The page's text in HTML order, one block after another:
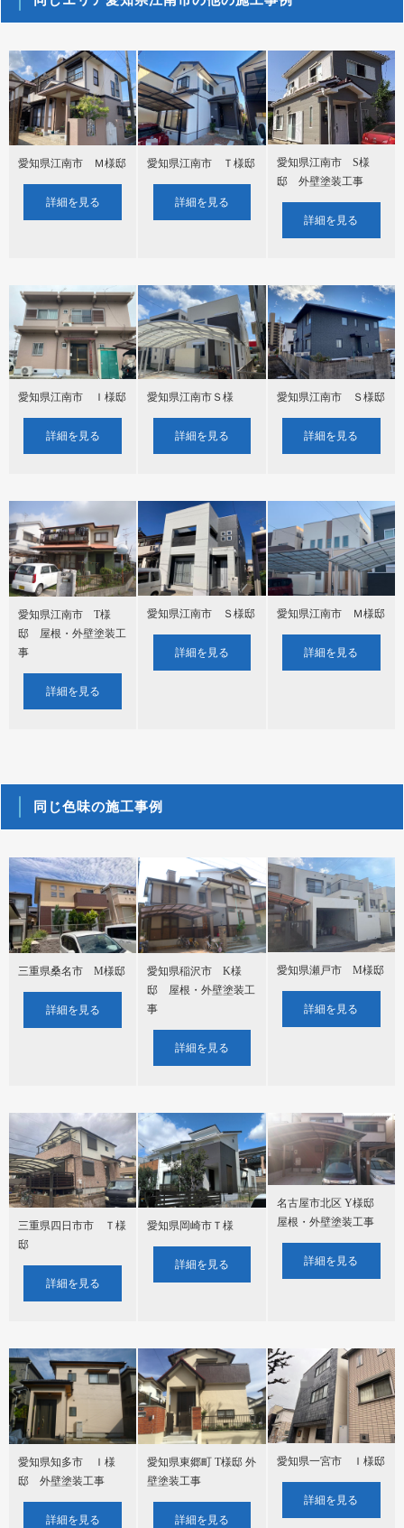
愛知県江南市 Ｍ様邸
詳細を見る
愛知県江南市 Ｔ様邸
詳細を見る
愛知県江南市 S様
邸 外壁塗装工事
詳細を見る
愛知県江南市 Ｉ様邸
詳細を見る
愛知県江南市Ｓ様
詳細を見る
愛知県江南市 Ｓ様邸
詳細を見る
愛知県江南市 T様
邸 屋根・外壁塗装工
事
詳細を見る
愛知県江南市 Ｓ様邸
詳細を見る
愛知県江南市 Ｍ様邸
詳細を見る
同じ色味の施工事例
三重県桑名市 M様邸
詳細を見る
愛知県稲沢市 K様
邸 屋根・外壁塗装工
事
詳細を見る
愛知県瀬戸市 M様邸
詳細を見る
三重県四日市市 Ｔ様
邸
詳細を見る
愛知県岡崎市Ｔ様
詳細を見る
名古屋市北区 Y様邸
屋根・外壁塗装工事
詳細を見る
愛知県知多市 Ｉ様
邸 外壁塗装工事
詳細を見る
愛知県東郷町 T様邸 外
壁塗装工事
詳細を見る
愛知県一宮市 Ｉ様邸
詳細を見る